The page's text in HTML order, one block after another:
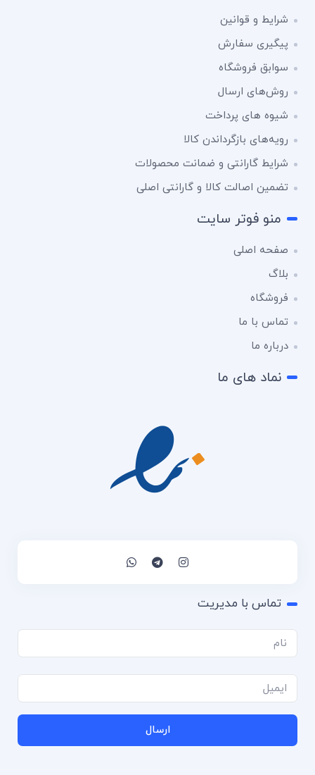
شرایط و قوانین
پیگیری سفارش
سوابق فروشگاه
روش‌های ارسال
شیوه های پرداخت
رویه‌های بازگرداندن کالا
شرایط گارانتی و ضمانت محصولات
تضمین اصالت کالا و گارانتی اصلی
منو فوتر سایت
صفحه اصلی
بلاگ
فروشگاه
تماس با ما
درباره ما
نماد های ما
تماس با مدیریت
ارسال